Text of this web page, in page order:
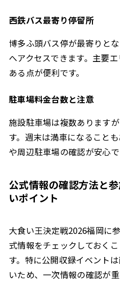
西鉄バス最寄り停留所
博多ふ頭バス停が最寄りと
へアクセスできます。主要
ある点が便利です。
駐車場料金台数と注意
施設駐車場は複数あります
す。週末は満車になること
や周辺駐車場の確認が安心で
公式情報の確認方法と
いポイント
大食い王決定戦2026福岡に
式情報をチェックしておく
す。特に公開収録イベント
いため、一次情報の確認が重